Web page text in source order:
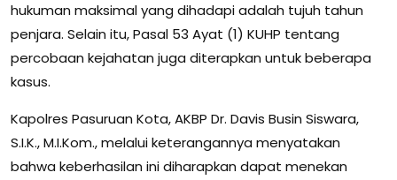
hukuman maksimal yang dihadapi adalah tujuh tahun
penjara. Selain itu, Pasal 53 Ayat (1) KUHP tentang
percobaan kejahatan juga diterapkan untuk beberapa
kasus.
Kapolres Pasuruan Kota, AKBP Dr. Davis Busin Siswara,
S.I.K., M.I.Kom., melalui keterangannya menyatakan
bahwa keberhasilan ini diharapkan dapat menekan